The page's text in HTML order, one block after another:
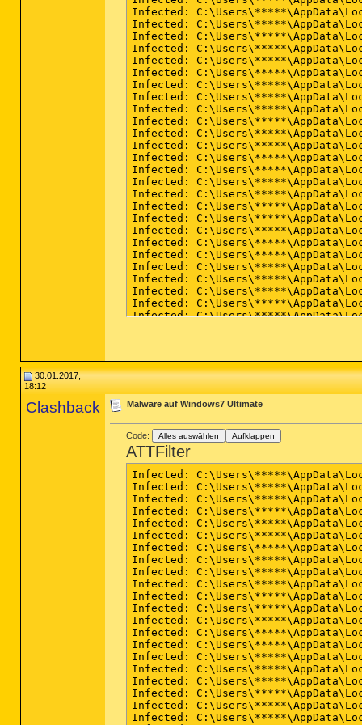
30.01.2017,
18:12
Clashback Malware auf Windows7 Ultimate
Code: Alles auswählen Aufklappen
ATTFilter
Infected:
Infected:
Infected:
Infected:
Infected:
Infected:
Infected:
Infected:
Infected:
Infected:
Infected:
Infected:
Infected:
Infected:
Infected:
Infected:
Infected:
Infected:
Infected:
Infected:
Infected: